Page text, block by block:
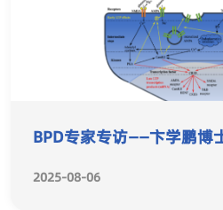
BPD专家专访——卞学鹏博
2025-08-06